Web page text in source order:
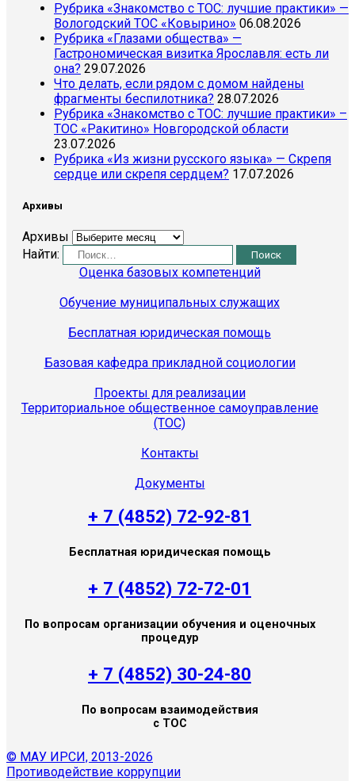
Рубрика «Знакомство с ТОС: лучшие практики» —
Вологодский ТОС «Ковырино» 06.08.2026
Рубрика «Глазами общества» —
Гастрономическая визитка Ярославля: есть ли
она? 29.07.2026
Что делать, если рядом с домом найдены
фрагменты беспилотника? 28.07.2026
Рубрика «Знакомство с ТОС: лучшие практики» –
ТОС «Ракитино» Новгородской области
23.07.2026
Рубрика «Из жизни русского языка» — Скрепя
сердце или скрепя сердцем? 17.07.2026
Архивы
Архивы
Найти:
Оценка базовых компетенций
Обучение муниципальных служащих
Бесплатная юридическая помощь
Базовая кафедра прикладной социологии
Проекты для реализации
Территориальное общественное самоуправление
(ТОС)
Контакты
Документы
+ 7 (4852) 72-92-81
Бесплатная юридическая помощь
+ 7 (4852) 72-72-01
По вопросам организации обучения и оценочных
процедур
+ 7 (4852) 30-24-80
По вопросам взаимодействия
с ТОС
© МАУ ИРСИ, 2013-2026
Противодействие коррупции